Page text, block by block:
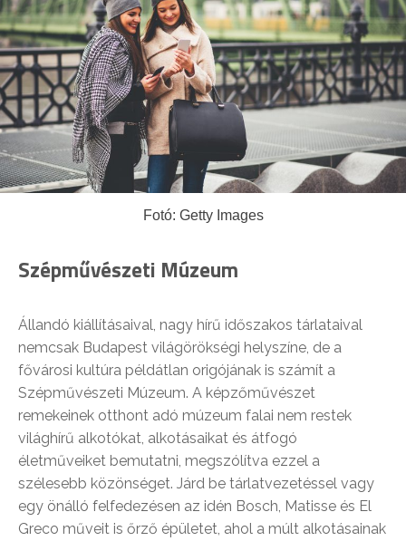
Fotó: Getty Images
Szépművészeti Múzeum
Állandó kiállításaival, nagy hírű időszakos tárlataival
nemcsak Budapest világörökségi helyszíne, de a
fővárosi kultúra példátlan origójának is számít a
Szépművészeti Múzeum. A képzőművészet
remekeinek otthont adó múzeum falai nem restek
világhírű alkotókat, alkotásaikat és átfogó
életműveiket bemutatni, megszólítva ezzel a
szélesebb közönséget. Járd be tárlatvezetéssel vagy
egy önálló felfedezésen az idén Bosch, Matisse és El
Greco műveit is őrző épületet, ahol a múlt alkotásainak